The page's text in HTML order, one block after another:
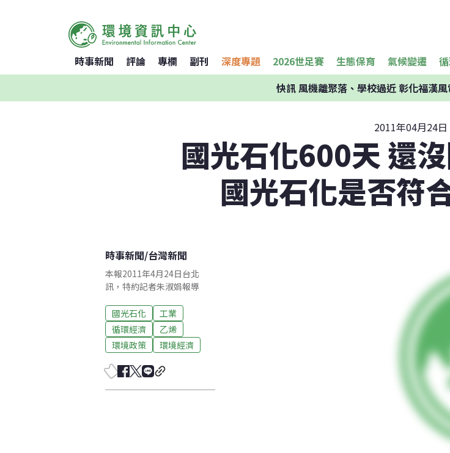
時事新聞 評論 專欄 副刊 深度專題 2026世足賽 生態保育 氣候變遷
快訊風機離聚落、學校過近 彰化福漢
2011年04月24日
國光石化600天 還
國光石化是否符
時事新聞/台灣新聞
本報2011年4月24日台北
訊，特約記者朱淑娟報導
國光石化
工業
循環經濟
乙烯
環境政策
環境經濟